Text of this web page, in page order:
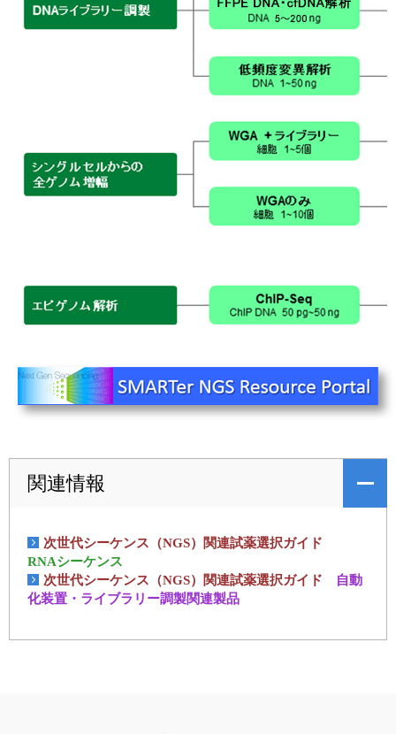
遺伝子検査ガイド（食品・水質・家畜他）
細胞選択ガイド
アプリケーションノート
ユーザーズボイス集
動画ライブラリー
Q&A
関連情報
次世代シーケンス（NGS）関連試薬選択ガイド
RNAシーケンス
次世代シーケンス（NGS）関連試薬選択ガイド
自動
化装置・ライブラリー調製関連製品